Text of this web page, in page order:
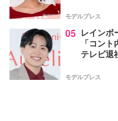
モデルプレス
05 レインボ
「コン
テレビ退
モデルプレス